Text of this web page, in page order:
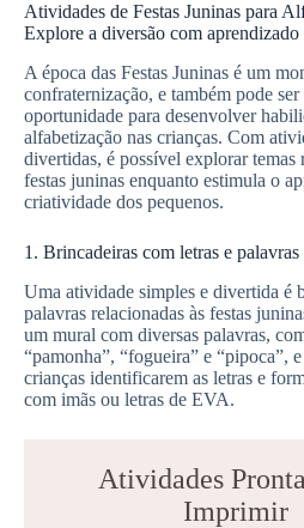
Atividades de Festas Juninas para
Explore a diversão com aprendizado
A época das Festas Juninas é um
confraternização, e também pode
oportunidade para desenvolver
alfabetização nas crianças. Com
divertidas, é possível explorar temas
festas juninas enquanto estimula o
criatividade dos pequenos.
1. Brincadeiras com letras e palavras
Uma atividade simples e divertida é
palavras relacionadas às festas
um mural com diversas palavras,
“pamonha”, “fogueira” e “pipoca”,
crianças identificarem as letras e
com imãs ou letras de EVA.
Atividades
Imprimir